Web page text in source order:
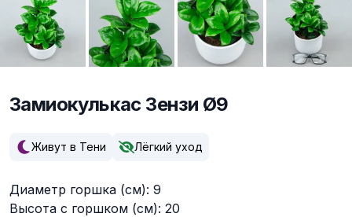
Замиокулькас Зензи Ø9
Описание
Живут в Тени Лёгкий уход
Диаметр горшка (см): 9
Высота с горшком (см): 20